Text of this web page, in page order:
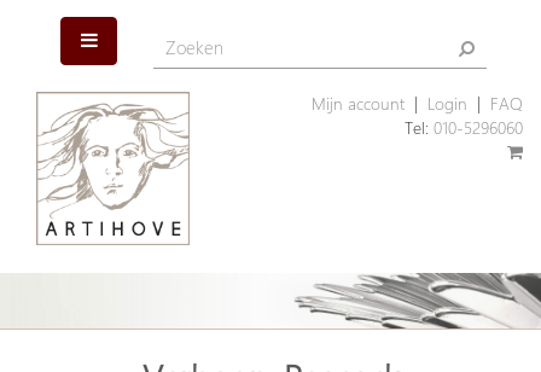
Mijn account| Login
FAQ
Tel: 010-5296060